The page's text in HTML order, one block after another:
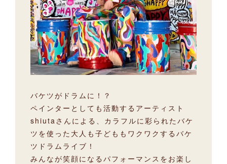
バケツがドラムに！？
ペインターとしても活動するアーティスト
shiutaさんによる、カラフルに彩られたバケ
ツを使った大人も子どももワクワクするバケ
ツドラムライブ！
みんなが笑顔になるパフォーマンスをお楽し